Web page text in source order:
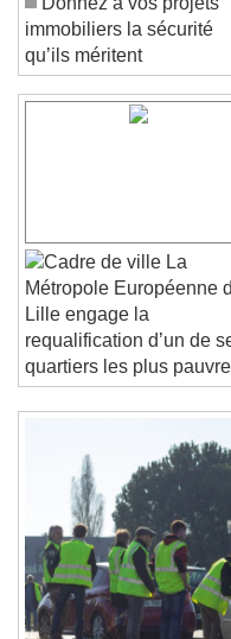
Current Time0:00
/
Duration-:-
Loaded:
Stream TypeLIVE
Seek to live,
Remaining Time-
Playback Rate
Chapters
Chapters
Descriptions
Subtitles
immobiliers la sécurité
qu’ils méritent
La
Métropole Européenne
Lille engage la
requalification d’un de
quartiers les plus